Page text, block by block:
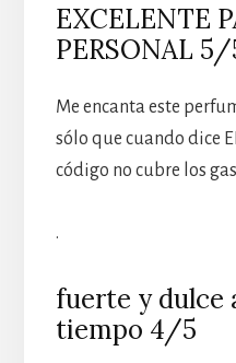
EXCELENTE
PERSONAL
Me encanta este
sólo que cuando dice
código no cubre los
.
fuerte y dulce
tiempo 4/5